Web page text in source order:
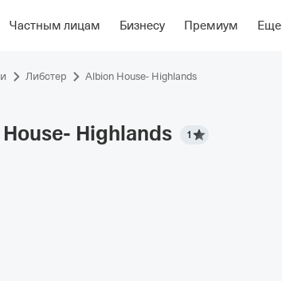
Частным лицам Бизнесу Премиум Еще
Фотографии НомераРасположениеОб отеле
Либстер Albion House- Highlands
Highlands 1